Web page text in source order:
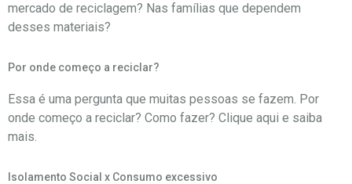
mercado de reciclagem? Nas famílias que dependem
desses materiais?
Por onde começo a reciclar?
Essa é uma pergunta que muitas pessoas se fazem. Por
onde começo a reciclar? Como fazer? Clique aqui e saiba
mais.
Isolamento Social x Consumo excessivo